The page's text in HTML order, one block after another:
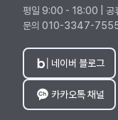
평일 9:00 - 18:00 | 공
문의 010-3347-
네이버 블로그
카카오톡 채널